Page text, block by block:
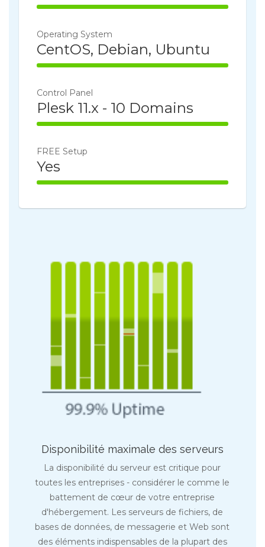
100% Complete
Operating System
CentOS, Debian, Ubuntu
100% Complete
Control Panel
Plesk 11.x - 10 Domains
100% Complete
FREE Setup
Yes
100% Complete
Disponibilité maximale des serveurs
La disponibilité du serveur est critique pour
toutes les entreprises - considérer le comme le
battement de cœur de votre entreprise
d'hébergement. Les serveurs de fichiers, de
bases de données, de messagerie et Web sont
des éléments indispensables de la plupart des